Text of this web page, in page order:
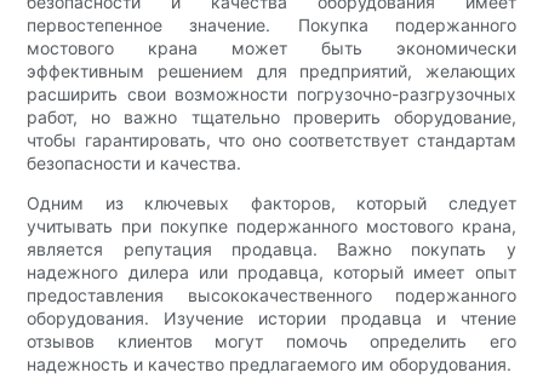
первостепенное значение. Покупка подержанного
мостового крана может быть экономически
эффективным решением для предприятий, желающих
расширить свои возможности погрузочно-разгрузочных
работ, но важно тщательно проверить оборудование,
чтобы гарантировать, что оно соответствует стандартам
безопасности и качества.
Одним из ключевых факторов, который следует
учитывать при покупке подержанного мостового крана,
является репутация продавца. Важно покупать у
надежного дилера или продавца, который имеет опыт
предоставления высококачественного подержанного
оборудования. Изучение истории продавца и чтение
отзывов клиентов могут помочь определить его
надежность и качество предлагаемого им оборудования.